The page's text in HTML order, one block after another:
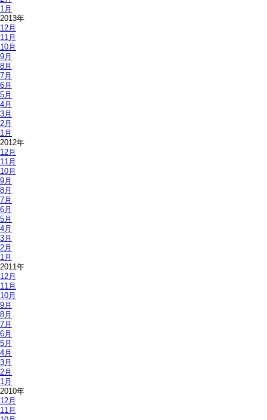
1月
2013年
12月
11月
10月
9月
8月
7月
6月
5月
4月
3月
2月
1月
2012年
12月
11月
10月
9月
8月
7月
6月
5月
4月
3月
2月
1月
2011年
12月
11月
10月
9月
8月
7月
6月
5月
4月
3月
2月
1月
2010年
12月
11月